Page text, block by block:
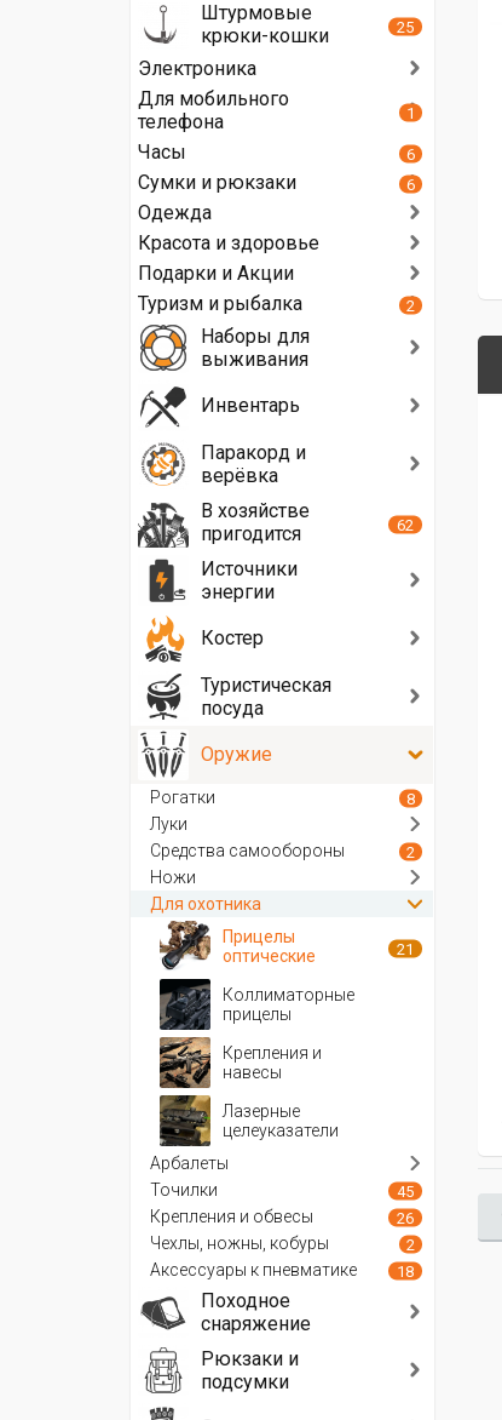
Штурмовые
крюки-кошки
25
Электроника
Для мобильного
телефона
1
Часы 6
Сумки и рюкзаки 6
Одежда
Красота и здоровье
Подарки и Акции
Туризм и рыбалка
2
Наборы для
выживания
Инвентарь
Паракорд и
верёвка
В хозяйстве
пригодится
62
Источники
энергии
Костер
Туристическая
посуда
Оружие
Рогатки 8
Луки
Средства самообороны
2
Ножи
Для охотника
Прицелы
оптические
21
Коллиматорные
прицелы
Крепления и
навесы
Лазерные
целеуказатели
Арбалеты
Точилки
45
Крепления и обвесы 26
Чехлы, ножны, кобуры 2
Аксессуары к пневматике 18
Походное
снаряжение
Рюкзаки и
подсумки